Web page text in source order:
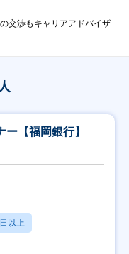
交渉もキャリアアドバイザ
【福岡銀行】
以上